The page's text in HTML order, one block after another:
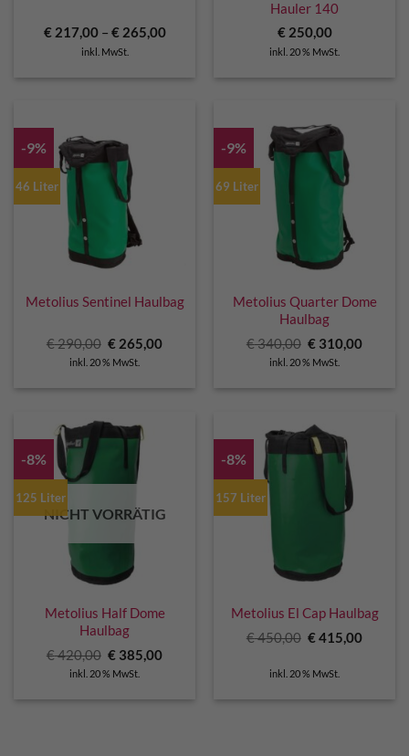
€217,00– €265,00
inkl. MwSt.
Hauler 140
€250,00
inkl. 20 % MwSt.
-9%
46 Liter
Metolius Sentinel Haulbag
€290,00 Ursprünglicher
Preis
war:
€ 265,00Aktueller
inkl. 20 % MwSt.
-9%
69 Liter
Metolius Quarter Dome
Haulbag
€340,00 Ursprünglicher
Preis
war:
€ 310,00
inkl. 20 % MwSt.
-8%
125 Liter
NICHT VORRÄTIG
Metolius Half Dome
Haulbag
€420,00 Ursprünglicher
Preis
war:
€ 385,00Aktueller
inkl. 20 % MwSt.
-8%
157 Liter
Metolius El Cap Haulbag
€450,00 Ursprünglicher
€ 450,00
€415,00
inkl. 20 % MwSt.